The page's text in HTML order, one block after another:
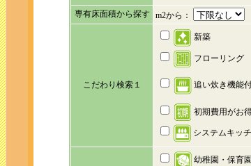
専有床面積から探す
m2から：
こだわり検索１
新築
フローリング
追い炊き機能
初期費用がお
システムキッ
幼稚園・保育